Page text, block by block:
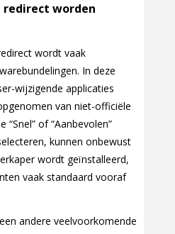
redirect worden
wordt vaak
In deze
wijzigende applicaties
van niet-officiële
“Snel” of “Aanbevolen”
kunnen onbewust
wordt geïnstalleerd,
vaak standaard vooraf
andere veelvoorkomende